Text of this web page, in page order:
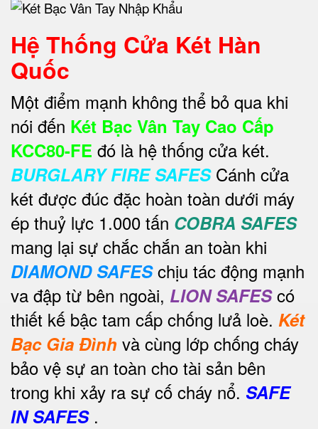
Hệ Thống Cửa Két Hàn
Quốc
Một điểm mạnh không thể bỏ qua khi
nói đến Két Bạc Vân Tay Cao Cấp
KCC80-FE đó là hệ thống cửa két.
BURGLARY FIRE SAFESCánh cửa
két được đúc đặc hoàn toàn dưới máy
ép thuỷ lực 1.000 tấn COBRA SAFES
mang lại sự chắc chắn an toàn khi
DIAMOND SAFESchịu tác động mạnh
va đập từ bên ngoài, LION SAFEScó
thiết kế bậc tam cấp chống lưả loè. Két
Bạc Gia Đình và cùng lớp chống cháy
bảo vệ sự an toàn cho tài sản bên
trong khi xảy ra sự cố cháy nổ. SAFE
IN SAFES.